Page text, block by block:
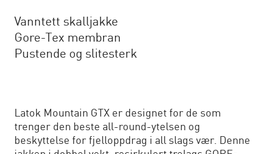
Vanntett skalljakke
Gore-Tex membran
Pustende og slitesterk
Latok Mountain GTX er designet for de som
trenger den beste all-round-ytelsen og
beskyttelse for fjelloppdrag i all slags vær. Denne